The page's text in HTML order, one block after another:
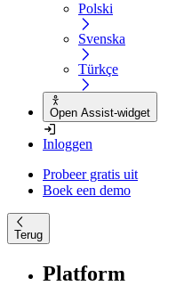
Polski
Svenska
Türkçe
Open Assist-widget
Inloggen
Probeer gratis uit
Boek een demo
Terug
Platform